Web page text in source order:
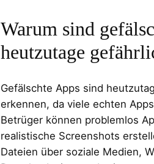
Warum sind
heutzutage
Gefälschte Apps sind
erkennen, da viele echten
Betrüger können problemlos
realistische Screenshots
Dateien über soziale Medien,